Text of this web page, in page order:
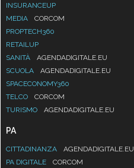
INSURANCEUP
MEDIA
CORCOM
PROPTECH360
RETAILUP
SANITÀ
AGENDADIGITALE.EU
SCUOLA
AGENDADIGITALE.EU
SPACECONOMY360
TELCO
CORCOM
TURISMO
AGENDADIGITALE.EU
PA
CITTADINANZA
AGENDADIGITALE.EU
PA DIGITALE
CORCOM